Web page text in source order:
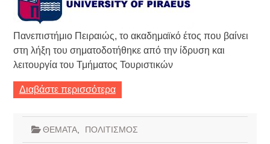
Πανεπιστήμιο Πειραιώς, το ακαδημαϊκό έτος που βαίνει
στη λήξη του σηματοδοτήθηκε από την ίδρυση και
λειτουργία του Τμήματος Τουριστικών
Διαβάστε περισσότερα
ΘΕΜΑΤΑ, ΠΟΛΙΤΙΣΜΟΣ